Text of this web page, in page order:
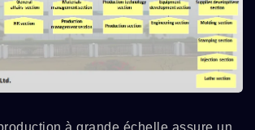
à grande échelle assure un